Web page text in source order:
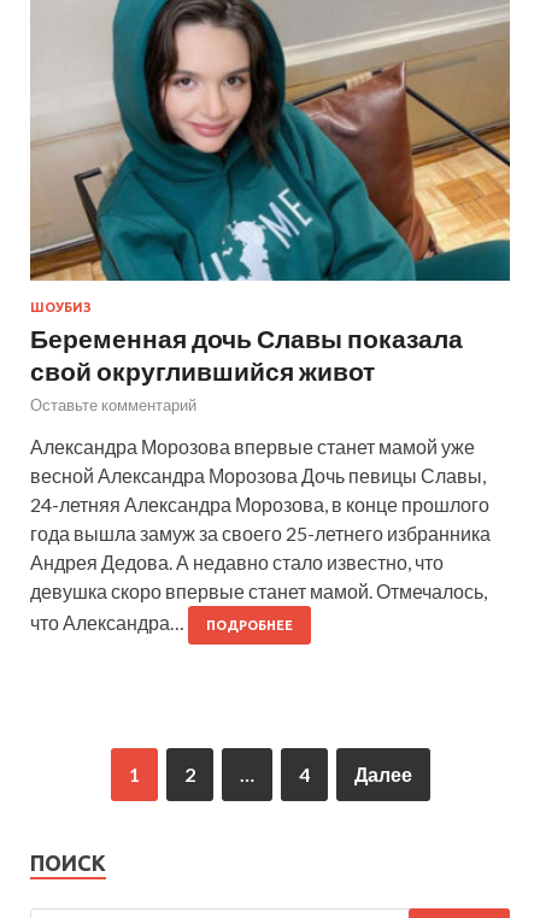
ШОУБИЗ
Беременная дочь Славы показала
свой округлившийся живот
Оставьте комментарий
Александра Морозова впервые станет мамой уже
весной Александра Морозова Дочь певицы Славы,
24-летняя Александра Морозова, в конце прошлого
года вышла замуж за своего 25-летнего избранника
Андрея Дедова. А недавно стало известно, что
девушка скоро впервые станет мамой. Отмечалось,
что Александра…
ПОДРОБНЕЕ
1 2 … 4 Далее
ПОИСК